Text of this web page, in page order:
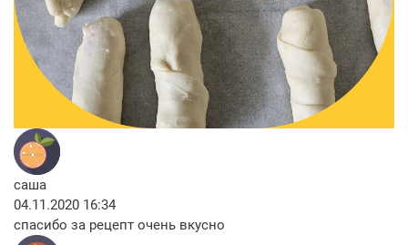
саша
04.11.2020 16:34
спасибо за рецепт очень вкусно